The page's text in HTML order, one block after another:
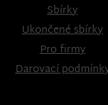
Sbírky
Ukončené sbírky
Pro firmy
Darovací